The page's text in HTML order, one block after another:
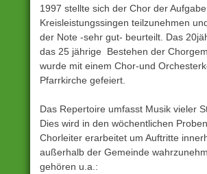
1997 stellte sich der Chor der
Kreisleistungssingen teilzunehmen
der Note -sehr gut- beurteilt. Das
das 25 jährige Bestehen der
wurde mit einem Chor-und
Pfarrkirche gefeiert.
Das Repertoire umfasst Musik vieler
Dies wird in den wöchentlichen
Chorleiter erarbeitet um Auftritte
außerhalb der Gemeinde
gehören u.a.: